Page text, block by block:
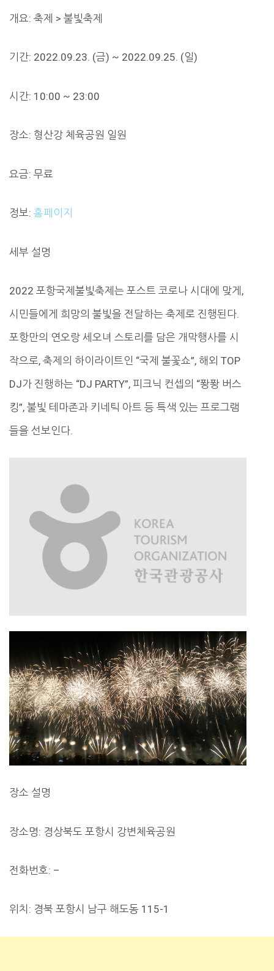
개요: 축제 > 불빛축제
기간: 2022.09.23. (금) ~ 2022.09.25. (일)
시간: 10:00 ~ 23:00
장소: 형산강 체육공원 일원
요금: 무료
정보: 홈페이지
세부 설명
2022 포항국제불빛축제는 포스트 코로나 시대에 맞게,
시민들에게 희망의 불빛을 전달하는 축제로 진행된다.
포항만의 연오랑 세오녀 스토리를 담은 개막행사를 시
작으로, 축제의 하이라이트인 “국제 불꽃쇼”, 해외 TOP
DJ가 진행하는 “DJ PARTY”, 피크닉 컨셉의 “퐝퐝 버스
킹”, 불빛 테마존과 키네틱 아트 등 특색 있는 프로그램
들을 선보인다.
장소 설명
장소명: 경상북도 포항시 강변체육공원
전화번호: –
위치: 경북 포항시 남구 해도동 115-1